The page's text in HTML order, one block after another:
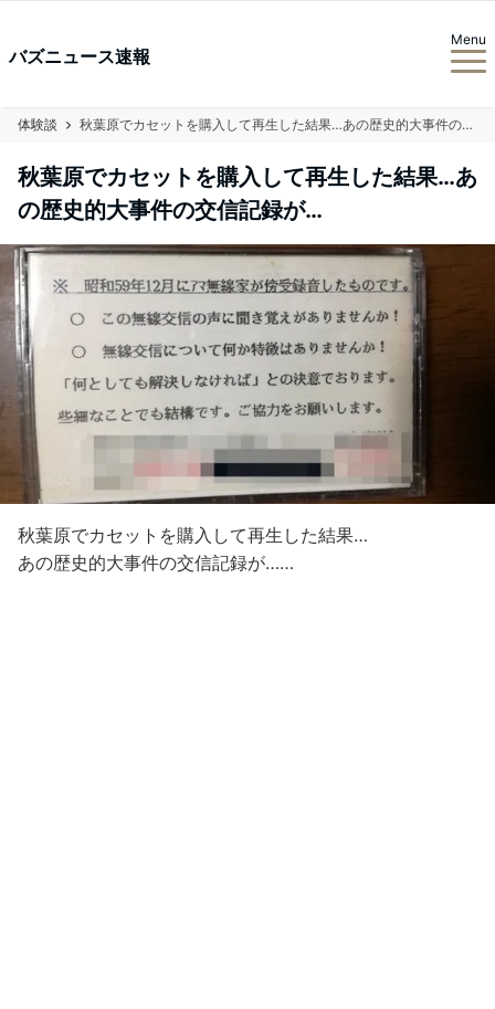
バズニュース速報
Menu
体験談 秋葉原でカセットを購入して再生した結果…あの歴史的大事件の交信記録が…
秋葉原でカセットを購入して再生した結果…あ
の歴史的大事件の交信記録が…
秋葉原でカセットを購入して再生した結果…
あの歴史的大事件の交信記録が……